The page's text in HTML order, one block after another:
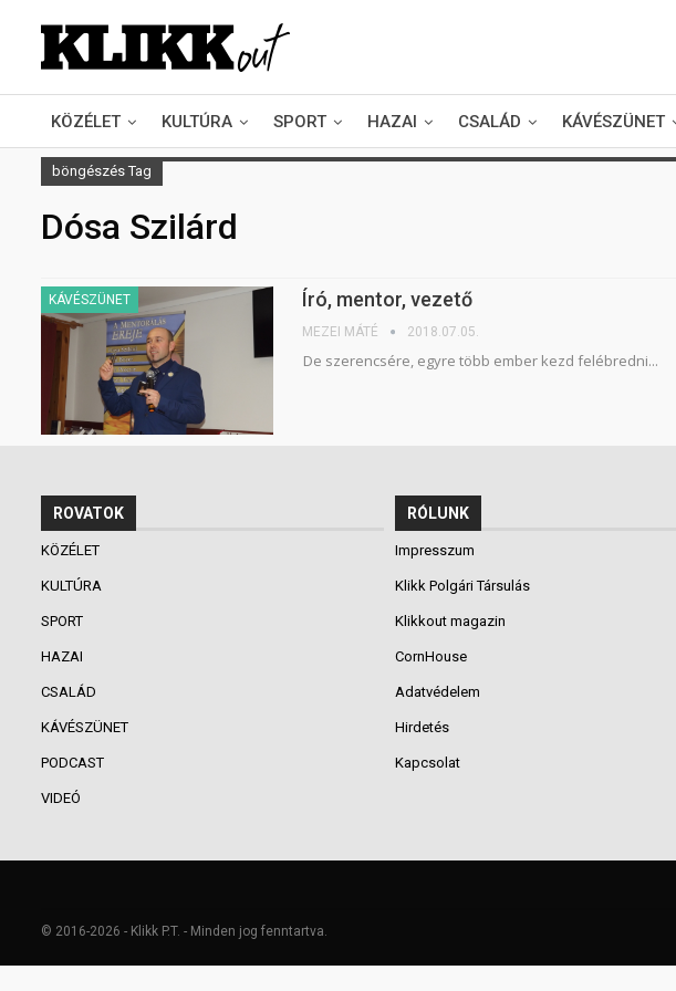
KÖZÉLET KULTÚRA SPORT HAZAI CSALÁD KÁVÉSZÜNET
böngészés Tag
Dósa Szilárd
KÁVÉSZÜNET Író, mentor, vezető
MEZEI MÁTÉ 2018.07.05.
De szerencsére, egyre több ember kezd felébredni...
ROVATOK
KÖZÉLET
KULTÚRA
SPORT
HAZAI
CSALÁD
KÁVÉSZÜNET
PODCAST
VIDEÓ
RÓLUNK
Impresszum
Klikk Polgári Társulás
Klikkout magazin
CornHouse
Adatvédelem
Hirdetés
Kapcsolat
© 2016-2026 - Klikk P.T. - Minden jog fenntartva.